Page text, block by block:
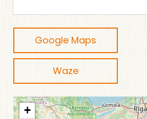
Google Maps
Waze
+